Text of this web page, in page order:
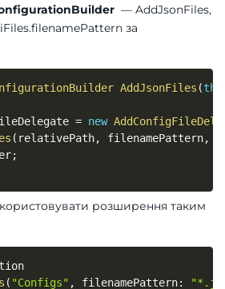
— AddJsonFiles,
за
AddJsonFiles (
= new
( relativePath, filenamePattern,
;
розширення таким
( "Configs" , filenamePattern: